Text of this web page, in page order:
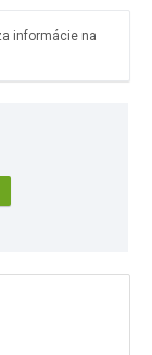
informácie na